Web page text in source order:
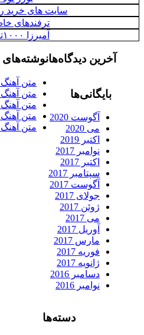
سایت های خرید
ترفندهای
آمیرزا ۱۰۰۰تا ۲۰۰۰
نوشته‌های
متن
متن
متن
متن آهنگ
متن
آخرین دیدگاه‌ها
بایگانی‌ها
آگوست 2020
می 2020
اکتبر 2019
نوامبر 2017
اکتبر 2017
سپتامبر 2017
آگوست 2017
جولای 2017
ژوئن 2017
می 2017
آوریل 2017
مارس 2017
فوریه 2017
ژانویه 2017
دسامبر 2016
نوامبر 2016
دسته‌ها